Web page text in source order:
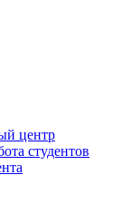
центр
студентов